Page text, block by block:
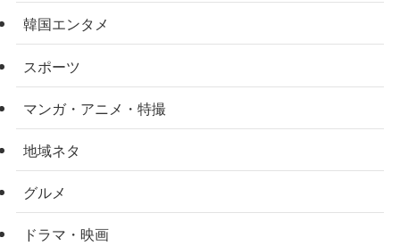
韓国エンタメ
スポーツ
マンガ・アニメ・特撮
地域ネタ
グルメ
ドラマ・映画